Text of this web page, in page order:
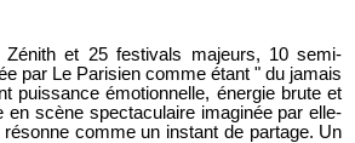
et 25 festivals majeurs, 10 semi-
par Le Parisien comme étant " du jamais
puissance émotionnelle, énergie brute et
scène spectaculaire imaginée par elle-
comme un instant de partage. Un